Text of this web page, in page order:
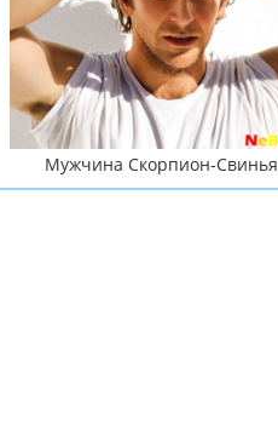
Мужчина Скорпион-Свинья